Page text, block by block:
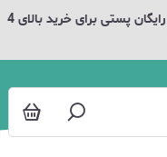
با ماهلین یک خرید آگاهانه تجربه کن( ارسال رایگان پستی برای خرید بالای 4